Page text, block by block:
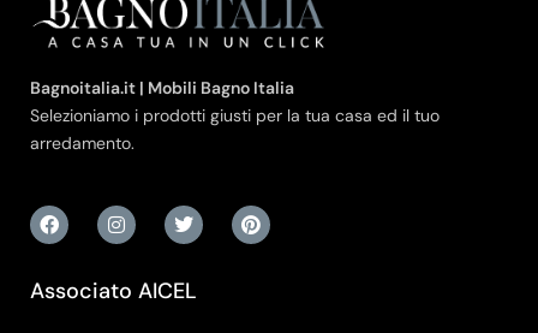
Bagnoitalia.it | Mobili Bagno Italia
Selezioniamo i prodotti giusti per la tua casa ed il tuo
arredamento.
Associato AICEL